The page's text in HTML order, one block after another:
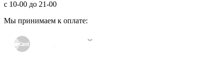
с 10-00 до 21-00
Мы принимаем к оплате: